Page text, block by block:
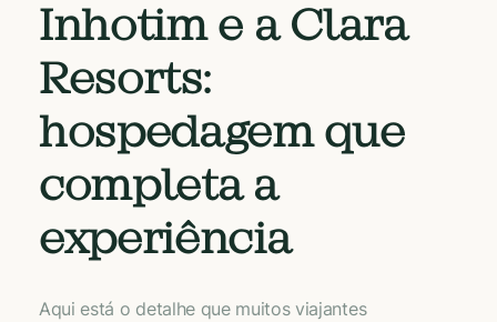
Inhotim e a Clara
Resorts:
hospedagem que
completa a
experiência
Aqui está o detalhe que muitos viajantes